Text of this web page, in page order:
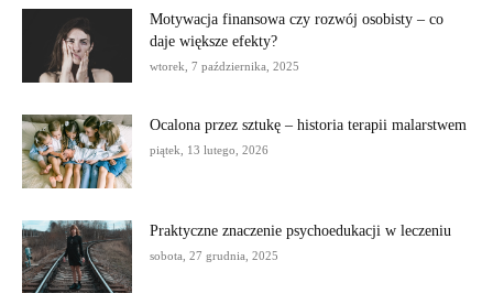
Motywacja finansowa czy rozwój osobisty – co
daje większe efekty?
wtorek, 7 października, 2025
Ocalona przez sztukę – historia terapii malarstwem
piątek, 13 lutego, 2026
Praktyczne znaczenie psychoedukacji w leczeniu
sobota, 27 grudnia, 2025